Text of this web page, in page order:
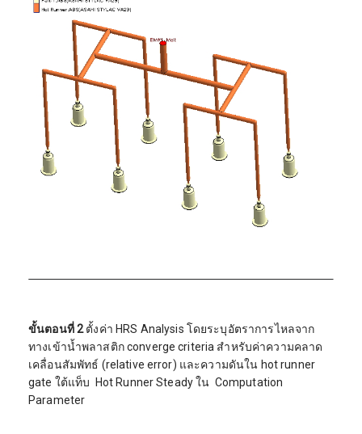
ขั้นตอนที่ 2ตั้งค่า HRS Analysis โดยระบุอัตราการไหลจาก
ทางเข้าน้ำพลาสติก converge criteria สำหรับค่าความคลาด
เคลื่อนสัมพัทธ์ (relative error) และความดันใน hot runner
gate ใต้แท็บ Hot Runner Steady ใน Computation
Parameter